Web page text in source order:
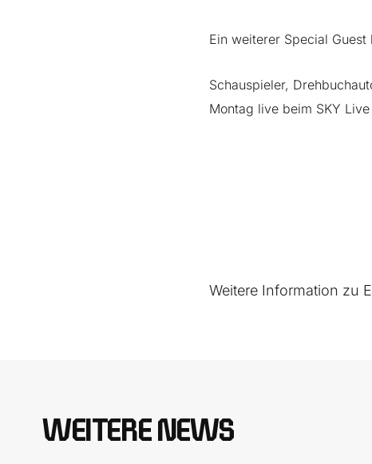
Ein weiterer Special Guest
Schauspieler,
Montag live beim SKY
Weitere Information zu
WEITERE NEWS